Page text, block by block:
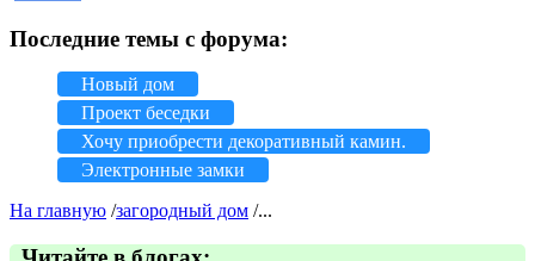
Последние темы с форума:
Новый дом
Проект беседки
Хочу приобрести декоративный камин.
Электронные замки
На главную /загородный дом /...